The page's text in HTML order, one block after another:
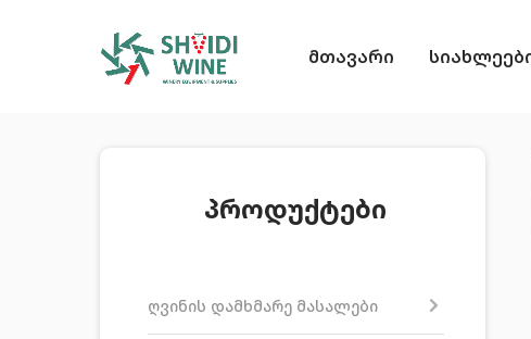
მთავარი
პროდუქტები
ღვინის დამხმარე მასალები